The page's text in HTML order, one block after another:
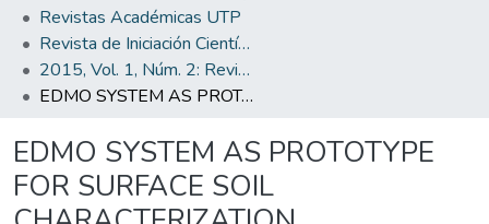
Revistas Académicas UTP
Revista de Iniciación Científica
2015, Vol. 1, Núm. 2: Revista de Iniciación Científica
EDMO SYSTEM AS PROTOTYPE FOR SURFACE SOIL CHARACTERIZATION
EDMO SYSTEM AS PROTOTYPE
FOR SURFACE SOIL